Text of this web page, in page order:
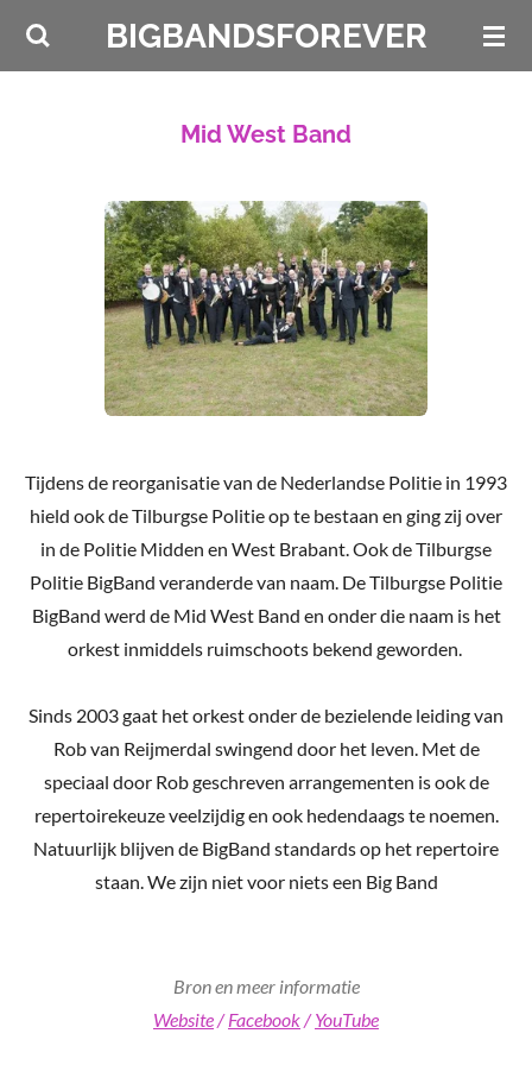
Ga
BIGBANDSFOREVER
Mid West Band
Tijdens de reorganisatie van de Nederlandse Politie in 1993
hield ook de Tilburgse Politie op te bestaan en ging zij over
in de Politie Midden en West Brabant. Ook de Tilburgse
Politie BigBand veranderde van naam. De Tilburgse Politie
BigBand werd de Mid West Band en onder die naam is het
orkest inmiddels ruimschoots bekend geworden.
Sinds 2003 gaat het orkest onder de bezielende leiding van
Rob van Reijmerdal swingend door het leven. Met de
speciaal door Rob geschreven arrangementen is ook de
repertoirekeuze veelzijdig en ook hedendaags te noemen.
Natuurlijk blijven de BigBand standards op het repertoire
staan. We zijn niet voor niets een Big Band
Bron en meer informatie
Website/Facebook/YouTube